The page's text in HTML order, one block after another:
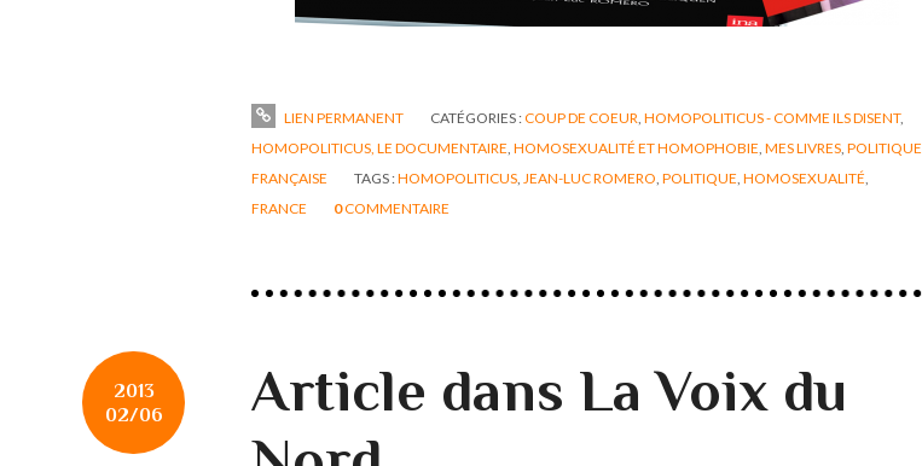
LIEN PERMANENT CATÉGORIES :COUP DE COEUR HOMOPOLITICUS - COMME ILS DISENT,
HOMOPOLITICUS, LE DOCUMENTAIRE HOMOSEXUALITÉ ET HOMOPHOBIE MES LIVRES POLITIQUE
FRANÇAISE
TAGS :HOMOPOLITICUS JEAN-LUC ROMERO POLITIQUE HOMOSEXUALITÉ
FRANCE
0COMMENTAIRE
2013
02/06
Article dans La Voix du